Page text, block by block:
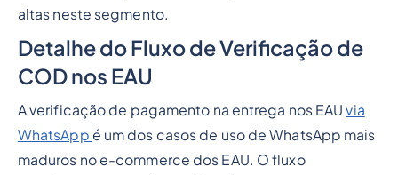
altas neste segmento.
Detalhe do Fluxo de Verificação de
COD nos EAU
A verificação de pagamento na entrega nos EAUvia
WhatsApp é um dos casos de uso de WhatsApp mais
maduros no e-commerce dos EAU. O fluxo